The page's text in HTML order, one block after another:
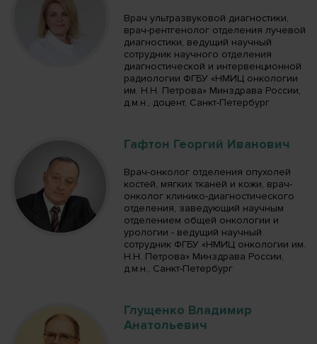
Врач ультразвуковой диагностики,
врач-рентгенолог отделения лучевой
диагностики, ведущий научный
сотрудник научного отделения
диагностической и интервенционной
радиологии ФГБУ «НМИЦ онкологии
им. Н.Н. Петрова» Минздрава России,
д.м.н., доцент, Санкт-Петербург
Гафтон Георгий Иванович
Врач-онколог отделения опухолей
костей, мягких тканей и кожи, врач-
онколог клинико-диагностического
отделения, заведующий научным
отделением общей онкологии и
урологии - ведущий научный
сотрудник ФГБУ «НМИЦ онкологии им.
Н.Н. Петрова» Минздрава России,
д.м.н., Санкт-Петербург
Глущенко Владимир
Анатольевич